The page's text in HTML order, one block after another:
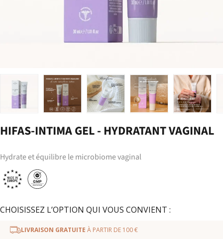
HIFAS-INTIMA GEL - HYDRATANT VAGINAL
Hydrate et équilibre le microbiome vaginal
CHOISISSEZ L’OPTION QUI VOUS CONVIENT :
LIVRAISON GRATUITE À PARTIR DE 100 €